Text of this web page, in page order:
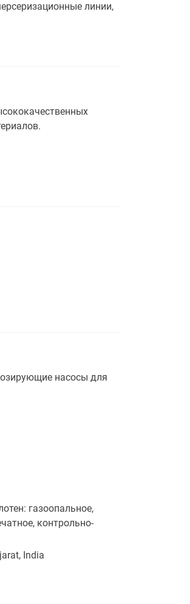
линии,
насосы для
газоопальное,
контрольно-
India